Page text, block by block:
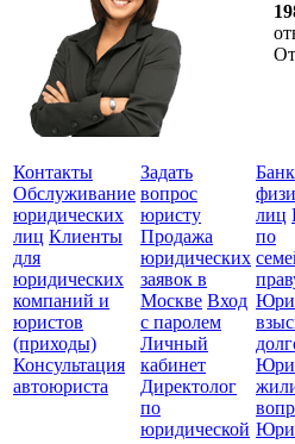
Контакты
Обслуживание
юридических
лиц Клиенты
для
юридических
компаний и
юристов
(приходы)
Консультация
автоюриста
Задать
вопрос
юристу
Продажа
юридических
заявок в
Москве Вход
с паролем
Личный
кабинет
Директолог
по
юридической
лиц
по